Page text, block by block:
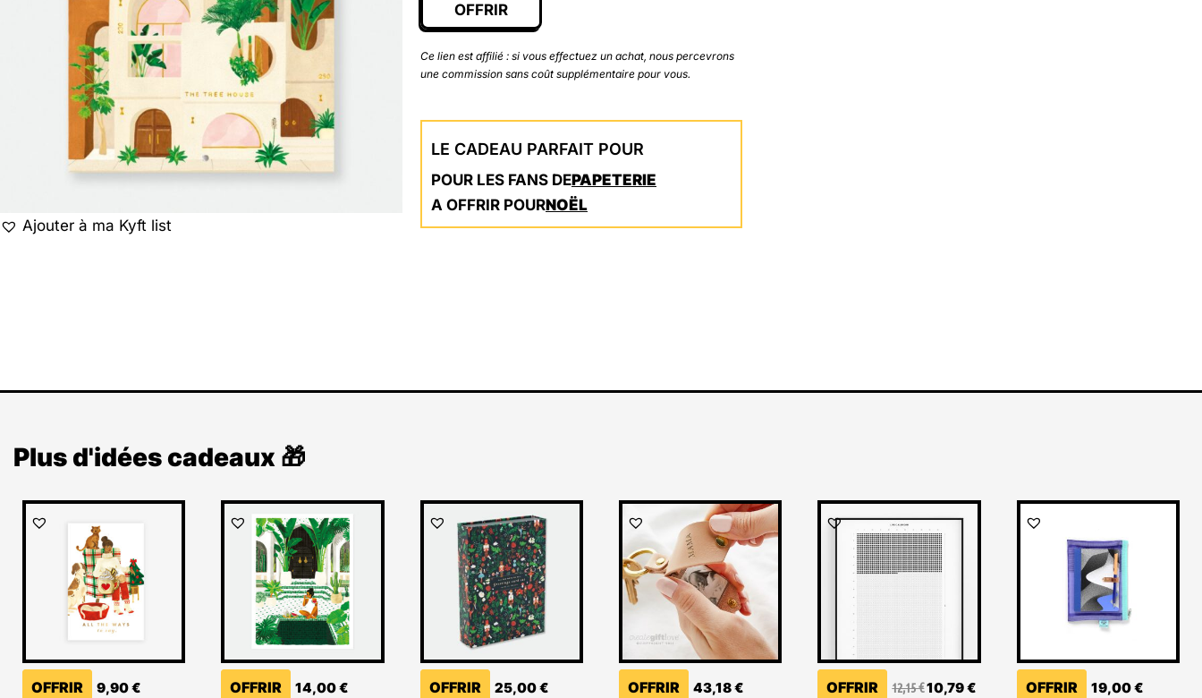
Ajouter à ma Kyft list
OFFRIR
Ce lien est affilié : si vous effectuez un achat, nous percevrons
une commission sans coût supplémentaire pour vous.
LE CADEAU PARFAIT POUR
POUR LES FANS DEPAPETERIE
A OFFRIR POURNOËL
Plus d'idées cadeaux 🎁
OFFRIR 9,90€ OFFRIR 14,00€ OFFRIR 25,00€ OFFRIR 43,18€ OFFRIR 12,15€
Le
prix
initial
était :
12,15 €.
10,79€
Le
OFFRIR 19,00€